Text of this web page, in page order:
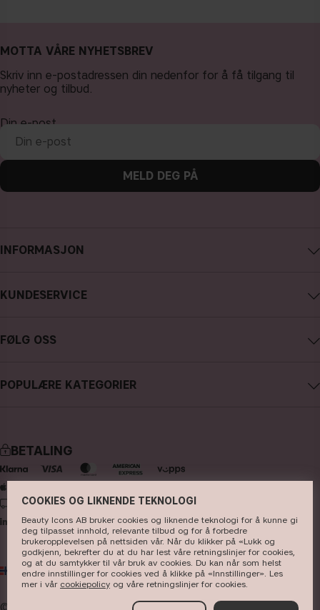
INFORMASJON
Karriere
KUNDESERVICE
Angre kjøp
FØLG OSS
Facebook
Pinterest
POPULÆRE KATEGORIER
sminke
parfyme
koster & tilbehør
kits & sets
MOTTA VÅRE NYHETSBREV
Skriv inn e-postadressen din nedenfor for å få tilgang til
nyheter og tilbud.
Din e-post
MELD DEG PÅ
BETALING
LEVERING
NO NOK
COOKIES OG LIKNENDE TEKNOLOGI
Beauty Icons AB bruker cookies og liknende teknologi for å kunne gi
deg tilpasset innhold, relevante tilbud og for å forbedre
brukeropplevelsen på nettsiden vår. Når du klikker på «Lukk og
godkjenn, bekrefter du at du har lest våre retningslinjer for cookies,
og at du samtykker til vår bruk av cookies. Du kan når som helst
endre innstillinger for cookies ved å klikke på «Innstillinger». Les
mer i vår cookiepolicy og våre ​retningslinjer for cookies​.